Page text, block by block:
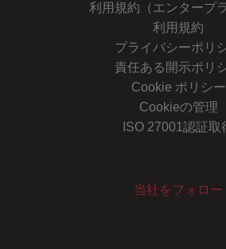
利用規約（エンタープ
利用規約
プライバシーポリ
責任ある開示ポリ
Cookie ポリシー
Cookieの管理
ISO 27001認証取
当社をフォロー